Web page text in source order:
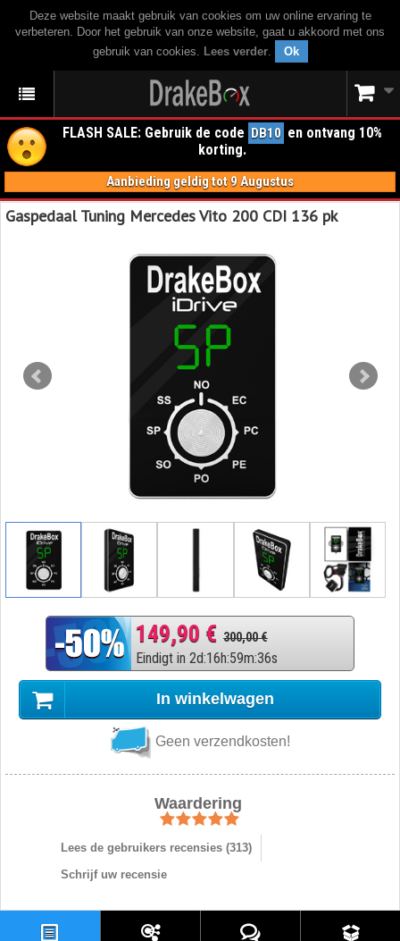
Deze website maakt gebruik van cookies om uw online ervaring te
verbeteren. Door het gebruik van onze website, gaat u akkoord met ons
gebruik van cookies. Lees verder. Ok
FLASH SALE: Gebruik de code DB10 en ontvang 10%
korting.
Aanbieding geldig tot 9 Augustus
Gaspedaal Tuning Mercedes Vito 200 CDI 136 pk
149,90 € 300,00 €
Eindigt in 2d:16h:59m:35s
In winkelwagen
Geen verzendkosten!
Waardering
Lees de gebruikers recensies (313)
Schrijf uw recensie